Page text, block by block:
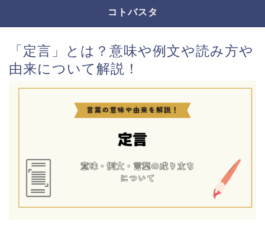
コトバスタ
「定言」とは？意味や例文や読み方や
由来について解説！